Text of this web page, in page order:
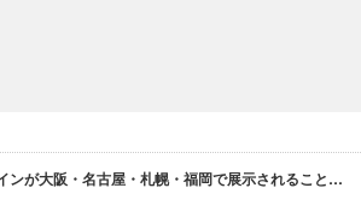
ンが大阪・名古屋・札幌・福岡で展示されること…